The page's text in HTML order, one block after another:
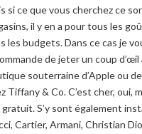
sice que vous cherchezce
, il y en a pour tous les
les budgets.Dans ce cas je
de jeterun coup d’œil
souterrained’Appleou de
Tiffany & Co.C’est cher, oui,
gratuit.S’y sont également
, Cartier, Armani, Christian